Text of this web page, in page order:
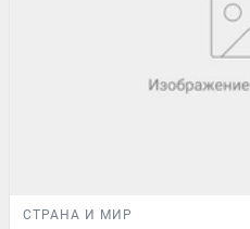
СТРАНА И МИР